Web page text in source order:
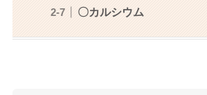
〇カルシウム